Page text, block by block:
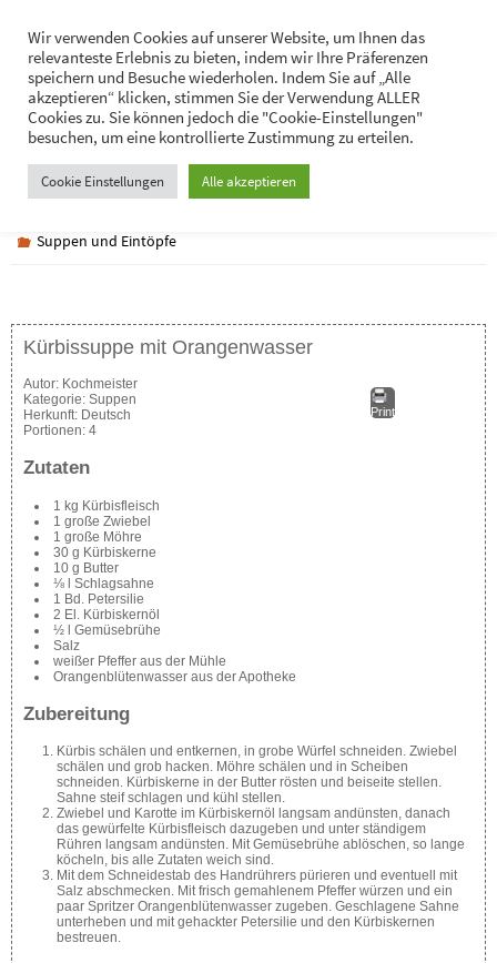
Inhalt
springen
Hans-Jürgen Lukaschik
Persönliches
Kürbissuppe mit Orangenwasser
Suppen und Eintöpfe
Kürbissuppe mit Orangenwasser
Print
Autor: Kochmeister
Kategorie: Suppen
Herkunft: Deutsch
Portionen: 4
Zutaten
1 kg Kürbisfleisch
1 große Zwiebel
1 große Möhre
30 g Kürbiskerne
10 g Butter
⅛ l Schlagsahne
1 Bd. Petersilie
2 El. Kürbiskernöl
½ l Gemüsebrühe
Salz
weißer Pfeffer aus der Mühle
Orangenblütenwasser aus der Apotheke
Zubereitung
Kürbis schälen und entkernen, in grobe Würfel schneiden. Zwiebel
schälen und grob hacken. Möhre schälen und in Scheiben
schneiden. Kürbiskerne in der Butter rösten und beiseite stellen.
Sahne steif schlagen und kühl stellen.
Zwiebel und Karotte im Kürbiskernöl langsam andünsten, danach
das gewürfelte Kürbisfleisch dazugeben und unter ständigem
Rühren langsam andünsten. Mit Gemüsebrühe ablöschen, so lange
köcheln, bis alle Zutaten weich sind.
Mit dem Schneidestab des Handrührers pürieren und eventuell mit
Salz abschmecken. Mit frisch gemahlenem Pfeffer würzen und ein
paar Spritzer Orangenblütenwasser zugeben. Geschlagene Sahne
unterheben und mit gehackter Petersilie und den Kürbiskernen
bestreuen.
Wir verwenden Cookies auf unserer Website, um Ihnen das
relevanteste Erlebnis zu bieten, indem wir Ihre Präferenzen
speichern und Besuche wiederholen. Indem Sie auf „Alle
akzeptieren“ klicken, stimmen Sie der Verwendung ALLER
Cookies zu. Sie können jedoch die "Cookie-Einstellungen"
besuchen, um eine kontrollierte Zustimmung zu erteilen.
Cookie Einstellungen Alle akzeptieren